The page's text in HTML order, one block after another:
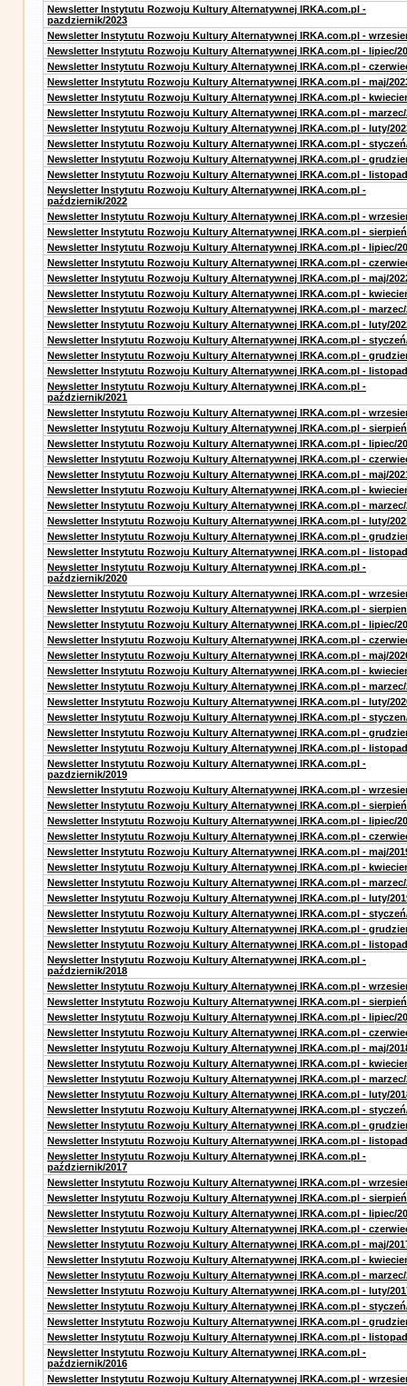
Newsletter Instytutu Rozwoju Kultury Alternatywnej IRKA.com.pl -
pazdziernik/2023
Newsletter Instytutu Rozwoju Kultury Alternatywnej IRKA.com.pl -
Newsletter Instytutu Rozwoju Kultury Alternatywnej IRKA.com.pl - lipiec/
Newsletter Instytutu Rozwoju Kultury Alternatywnej IRKA.com.pl -
Newsletter Instytutu Rozwoju Kultury Alternatywnej IRKA.com.pl - maj/
Newsletter Instytutu Rozwoju Kultury Alternatywnej IRKA.com.pl -
Newsletter Instytutu Rozwoju Kultury Alternatywnej IRKA.com.pl - marzec/
Newsletter Instytutu Rozwoju Kultury Alternatywnej IRKA.com.pl - luty/
Newsletter Instytutu Rozwoju Kultury Alternatywnej IRKA.com.pl -
Newsletter Instytutu Rozwoju Kultury Alternatywnej IRKA.com.pl -
Newsletter Instytutu Rozwoju Kultury Alternatywnej IRKA.com.pl -
Newsletter Instytutu Rozwoju Kultury Alternatywnej IRKA.com.pl -
październik/2022
Newsletter Instytutu Rozwoju Kultury Alternatywnej IRKA.com.pl -
Newsletter Instytutu Rozwoju Kultury Alternatywnej IRKA.com.pl -
Newsletter Instytutu Rozwoju Kultury Alternatywnej IRKA.com.pl - lipiec/
Newsletter Instytutu Rozwoju Kultury Alternatywnej IRKA.com.pl -
Newsletter Instytutu Rozwoju Kultury Alternatywnej IRKA.com.pl - maj/
Newsletter Instytutu Rozwoju Kultury Alternatywnej IRKA.com.pl -
Newsletter Instytutu Rozwoju Kultury Alternatywnej IRKA.com.pl - marzec/
Newsletter Instytutu Rozwoju Kultury Alternatywnej IRKA.com.pl - luty/
Newsletter Instytutu Rozwoju Kultury Alternatywnej IRKA.com.pl -
Newsletter Instytutu Rozwoju Kultury Alternatywnej IRKA.com.pl -
Newsletter Instytutu Rozwoju Kultury Alternatywnej IRKA.com.pl -
Newsletter Instytutu Rozwoju Kultury Alternatywnej IRKA.com.pl -
październik/2021
Newsletter Instytutu Rozwoju Kultury Alternatywnej IRKA.com.pl -
Newsletter Instytutu Rozwoju Kultury Alternatywnej IRKA.com.pl -
Newsletter Instytutu Rozwoju Kultury Alternatywnej IRKA.com.pl - lipiec/
Newsletter Instytutu Rozwoju Kultury Alternatywnej IRKA.com.pl -
Newsletter Instytutu Rozwoju Kultury Alternatywnej IRKA.com.pl - maj/
Newsletter Instytutu Rozwoju Kultury Alternatywnej IRKA.com.pl -
Newsletter Instytutu Rozwoju Kultury Alternatywnej IRKA.com.pl - marzec/
Newsletter Instytutu Rozwoju Kultury Alternatywnej IRKA.com.pl - luty/
Newsletter Instytutu Rozwoju Kultury Alternatywnej IRKA.com.pl -
Newsletter Instytutu Rozwoju Kultury Alternatywnej IRKA.com.pl -
Newsletter Instytutu Rozwoju Kultury Alternatywnej IRKA.com.pl -
październik/2020
Newsletter Instytutu Rozwoju Kultury Alternatywnej IRKA.com.pl -
Newsletter Instytutu Rozwoju Kultury Alternatywnej IRKA.com.pl -
Newsletter Instytutu Rozwoju Kultury Alternatywnej IRKA.com.pl - lipiec/
Newsletter Instytutu Rozwoju Kultury Alternatywnej IRKA.com.pl -
Newsletter Instytutu Rozwoju Kultury Alternatywnej IRKA.com.pl - maj/
Newsletter Instytutu Rozwoju Kultury Alternatywnej IRKA.com.pl -
Newsletter Instytutu Rozwoju Kultury Alternatywnej IRKA.com.pl - marzec/
Newsletter Instytutu Rozwoju Kultury Alternatywnej IRKA.com.pl - luty/
Newsletter Instytutu Rozwoju Kultury Alternatywnej IRKA.com.pl -
Newsletter Instytutu Rozwoju Kultury Alternatywnej IRKA.com.pl -
Newsletter Instytutu Rozwoju Kultury Alternatywnej IRKA.com.pl -
Newsletter Instytutu Rozwoju Kultury Alternatywnej IRKA.com.pl -
pazdziernik/2019
Newsletter Instytutu Rozwoju Kultury Alternatywnej IRKA.com.pl -
Newsletter Instytutu Rozwoju Kultury Alternatywnej IRKA.com.pl -
Newsletter Instytutu Rozwoju Kultury Alternatywnej IRKA.com.pl - lipiec/
Newsletter Instytutu Rozwoju Kultury Alternatywnej IRKA.com.pl -
Newsletter Instytutu Rozwoju Kultury Alternatywnej IRKA.com.pl - maj/
Newsletter Instytutu Rozwoju Kultury Alternatywnej IRKA.com.pl -
Newsletter Instytutu Rozwoju Kultury Alternatywnej IRKA.com.pl - marzec/
Newsletter Instytutu Rozwoju Kultury Alternatywnej IRKA.com.pl - luty/
Newsletter Instytutu Rozwoju Kultury Alternatywnej IRKA.com.pl -
Newsletter Instytutu Rozwoju Kultury Alternatywnej IRKA.com.pl -
Newsletter Instytutu Rozwoju Kultury Alternatywnej IRKA.com.pl -
Newsletter Instytutu Rozwoju Kultury Alternatywnej IRKA.com.pl -
październik/2018
Newsletter Instytutu Rozwoju Kultury Alternatywnej IRKA.com.pl -
Newsletter Instytutu Rozwoju Kultury Alternatywnej IRKA.com.pl -
Newsletter Instytutu Rozwoju Kultury Alternatywnej IRKA.com.pl - lipiec/
Newsletter Instytutu Rozwoju Kultury Alternatywnej IRKA.com.pl -
Newsletter Instytutu Rozwoju Kultury Alternatywnej IRKA.com.pl - maj/
Newsletter Instytutu Rozwoju Kultury Alternatywnej IRKA.com.pl -
Newsletter Instytutu Rozwoju Kultury Alternatywnej IRKA.com.pl - marzec/
Newsletter Instytutu Rozwoju Kultury Alternatywnej IRKA.com.pl - luty/
Newsletter Instytutu Rozwoju Kultury Alternatywnej IRKA.com.pl -
Newsletter Instytutu Rozwoju Kultury Alternatywnej IRKA.com.pl -
Newsletter Instytutu Rozwoju Kultury Alternatywnej IRKA.com.pl -
Newsletter Instytutu Rozwoju Kultury Alternatywnej IRKA.com.pl -
październik/2017
Newsletter Instytutu Rozwoju Kultury Alternatywnej IRKA.com.pl -
Newsletter Instytutu Rozwoju Kultury Alternatywnej IRKA.com.pl -
Newsletter Instytutu Rozwoju Kultury Alternatywnej IRKA.com.pl - lipiec/
Newsletter Instytutu Rozwoju Kultury Alternatywnej IRKA.com.pl -
Newsletter Instytutu Rozwoju Kultury Alternatywnej IRKA.com.pl - maj/
Newsletter Instytutu Rozwoju Kultury Alternatywnej IRKA.com.pl -
Newsletter Instytutu Rozwoju Kultury Alternatywnej IRKA.com.pl - marzec/
Newsletter Instytutu Rozwoju Kultury Alternatywnej IRKA.com.pl - luty/
Newsletter Instytutu Rozwoju Kultury Alternatywnej IRKA.com.pl -
Newsletter Instytutu Rozwoju Kultury Alternatywnej IRKA.com.pl -
Newsletter Instytutu Rozwoju Kultury Alternatywnej IRKA.com.pl -
Newsletter Instytutu Rozwoju Kultury Alternatywnej IRKA.com.pl -
październik/2016
Newsletter Instytutu Rozwoju Kultury Alternatywnej IRKA.com.pl -